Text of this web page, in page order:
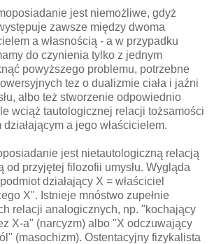
jest niemożliwe, gdyż
zawsze między dwoma
a własnością - a w przypadku
do czynienia tylko z jednym
powyższego problemu, potrzebne
tez o dualizmie ciała i jaźni
albo też stworzenie odpowiednio
wciąż tautologicznej relacji tożsamości
a jego właścicielem.
jest nietautologiczną relacją
od przyjętej filozofii umysłu. Wygląda
działający X = właściciel
X". Istnieje mnóstwo zupełnie
relacji analogicznych, np. "kochający
X-a" (narcyzm) albo "X odczuwający
(masochizm). Ostentacyjny fizykalista